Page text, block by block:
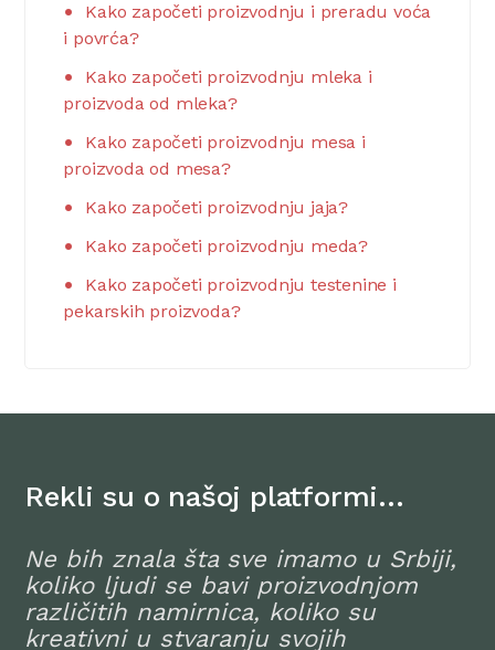
Kako započeti proizvodnju i preradu voća
i povrća?
Kako započeti proizvodnju mleka i
proizvoda od mleka?
Kako započeti proizvodnju mesa i
proizvoda od mesa?
Kako započeti proizvodnju jaja?
Kako započeti proizvodnju meda?
Kako započeti proizvodnju testenine i
pekarskih proizvoda?
Rekli su o našoj platformi…
Ne bih znala šta sve imamo u Srbiji,
koliko ljudi se bavi proizvodnjom
različitih namirnica, koliko su
kreativni u stvaranju svojih